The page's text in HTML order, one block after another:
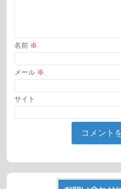
名前 ※
メール ※
サイト